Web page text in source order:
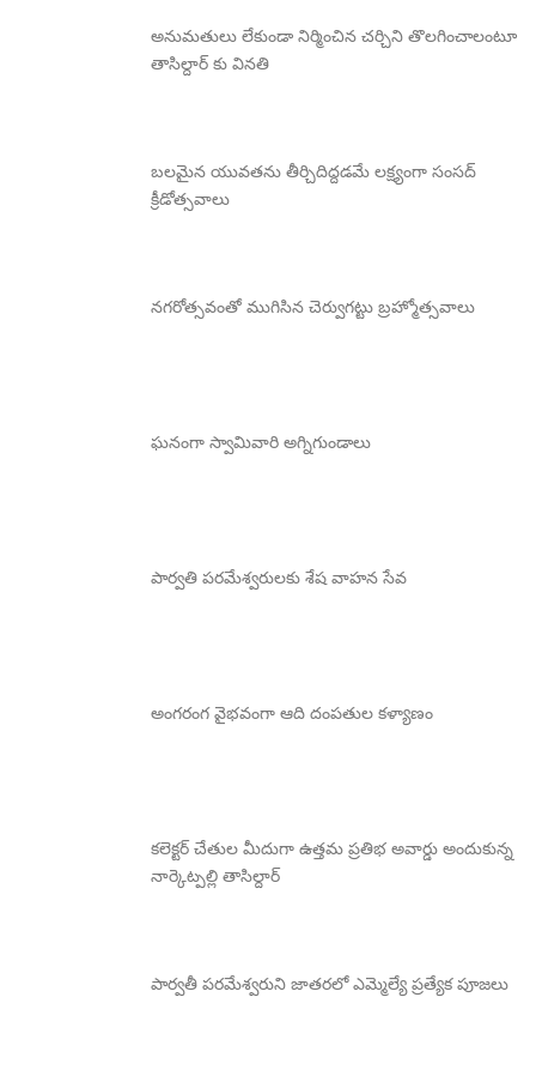
అనుమతులు లేకుండా నిర్మించిన చర్చిని తొలగించాలంటూ
తాసిల్దార్ కు వినతి
బలమైన యువతను తీర్చిదిద్దడమే లక్ష్యంగా సంసద్
క్రీడోత్సవాలు
నగరోత్సవంతో ముగిసిన చెర్వుగట్టు బ్రహ్మోత్సవాలు
ఘనంగా స్వామివారి అగ్నిగుండాలు
పార్వతి పరమేశ్వరులకు శేష వాహన సేవ
అంగరంగ వైభవంగా ఆది దంపతుల కళ్యాణం
కలెక్టర్ చేతుల మీదుగా ఉత్తమ ప్రతిభ అవార్డు అందుకున్న
నార్కెట్పల్లి తాసిల్దార్
పార్వతీ పరమేశ్వరుని జాతరలో ఎమ్మెల్యే ప్రత్యేక పూజలు